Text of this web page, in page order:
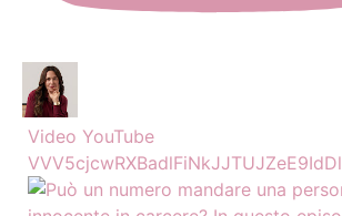
Video YouTube